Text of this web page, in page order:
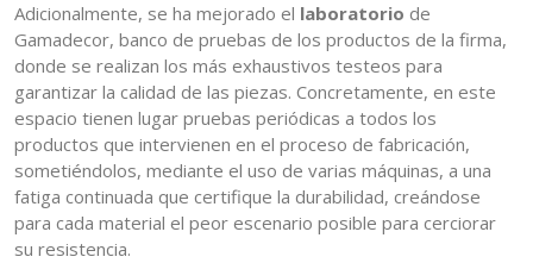
Adicionalmente, se ha mejorado el laboratorio de
Gamadecor, banco de pruebas de los productos de la firma,
donde se realizan los más exhaustivos testeos para
garantizar la calidad de las piezas. Concretamente, en este
espacio tienen lugar pruebas periódicas a todos los
productos que intervienen en el proceso de fabricación,
sometiéndolos, mediante el uso de varias máquinas, a una
fatiga continuada que certifique la durabilidad, creándose
para cada material el peor escenario posible para cerciorar
su resistencia.